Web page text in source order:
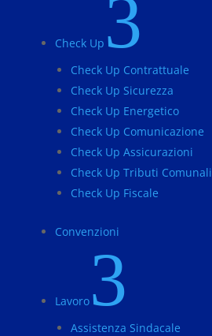
Check Up 3
Check Up Contrattuale
Check Up Sicurezza
Check Up Energetico
Check Up Comunicazione
Check Up Assicurazioni
Check Up Tributi Comunali
Check Up Fiscale
Convenzioni
Lavoro 3
Assistenza Sindacale